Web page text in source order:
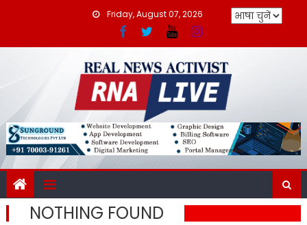
Friday, August 07, 2026
NOTHING FOUND